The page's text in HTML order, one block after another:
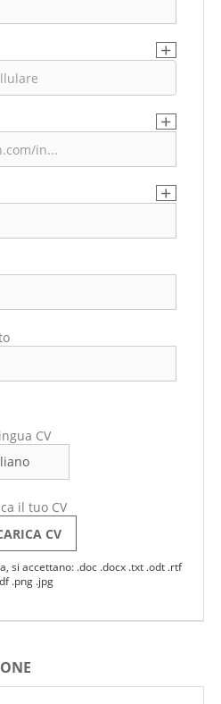
CV
il tuo CV
CV
si accettano: .doc .docx .txt .odt .rtf
.png .jpg